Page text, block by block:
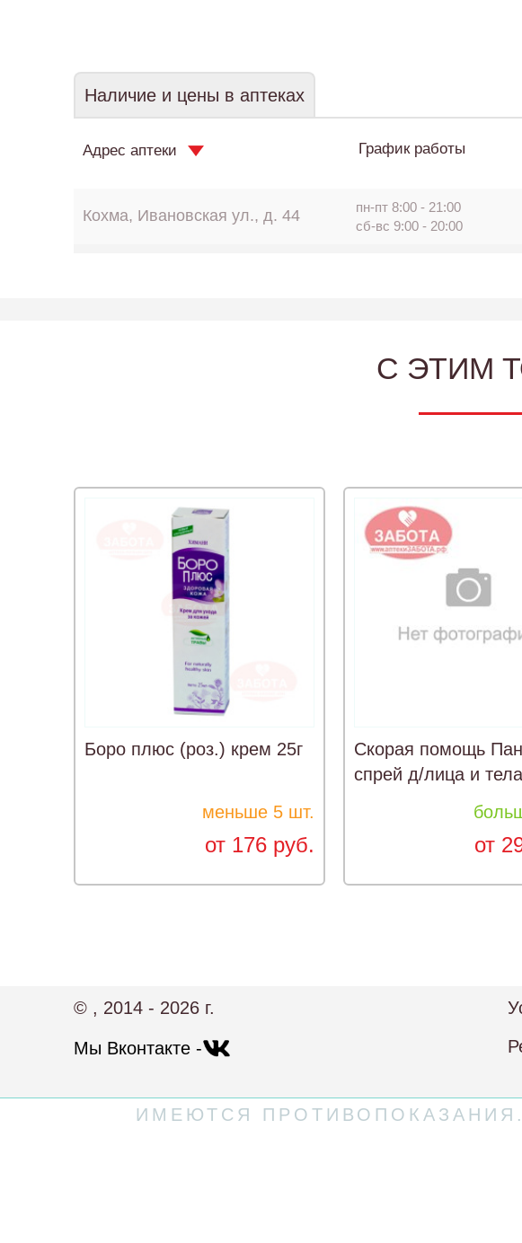
Наличие и цены в аптеках
Адрес аптеки График работы
Кохма, Ивановская ул., д. 44
пн-пт 8:00 - 21:00
сб-вс 9:00 - 20:00
C ЭТИМ
Боро плюс (роз.) крем 25г
меньше 5 шт.
от 176 руб.
Скорая помощь
спрей д/лица и
от
© , 2014 - 2026 г.
Мы Вконтакте -
ИМЕЮТСЯ